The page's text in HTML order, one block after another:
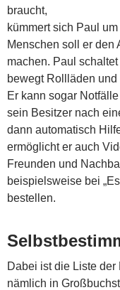
braucht,
kümmert sich Paul
Menschen soll er den
machen. Paul
bewegt Rollläden
Er kann sogar
sein Besitzer nach
dann automatisch
ermöglicht er auch
Freunden und
beispielsweise bei
bestellen.
Dabei ist die Liste
nämlich in